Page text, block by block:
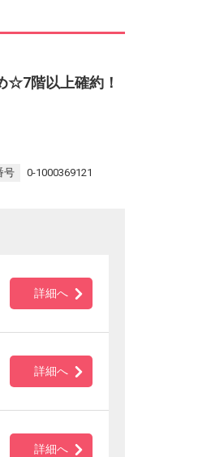
☆7階以上確約！
号 0-1000369121
詳細へ
詳細へ
詳細へ